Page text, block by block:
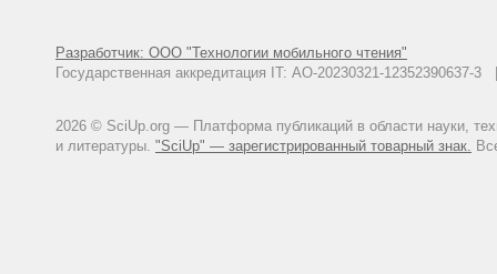
Разработчик: ООО "Технологии мобильного чтения"
Государственная аккредитация IT: АО-20230321-
2026 © SciUp.org — Платформа публикаций в области науки,
и литературы. "SciUp" — зарегистрированный товарный знак.